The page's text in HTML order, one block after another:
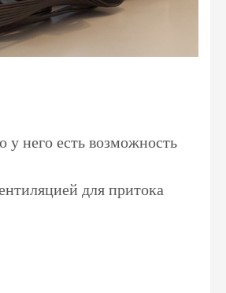
него есть возможность
для притока